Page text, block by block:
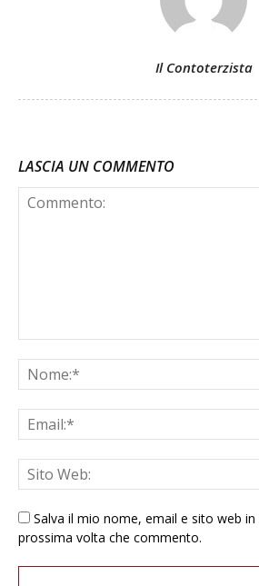
Il Contoterzista
LASCIA UN COMMENTO
Salva il mio nome, email e sito web
prossima volta che commento.